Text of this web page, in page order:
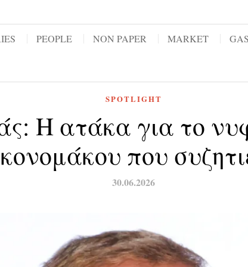
PEOPLE NON PAPER MARKET
SPOTLIGHT
Η ατάκα για το
που
30.06.2026